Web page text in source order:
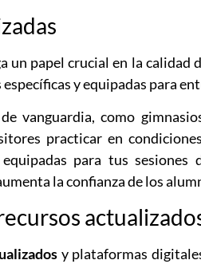
un papel crucial en la calidad
y equipadas para
vanguardia, como
practicar en
para tus
la confianza de los
y plataformas